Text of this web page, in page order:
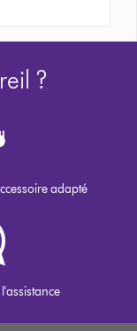
?
adapté